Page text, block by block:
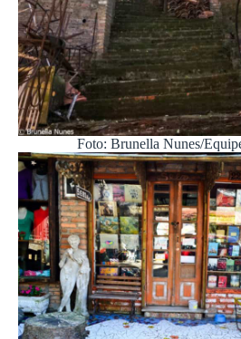
Foto: Brunella Nunes/